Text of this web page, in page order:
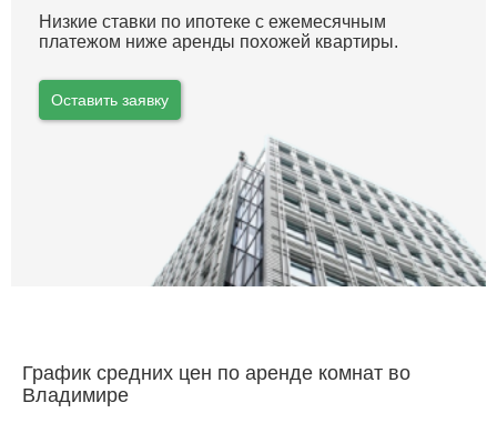
Низкие ставки по ипотеке с ежемесячным
платежом ниже аренды похожей квартиры.
Оставить заявку
График средних цен по аренде комнат во
Владимире